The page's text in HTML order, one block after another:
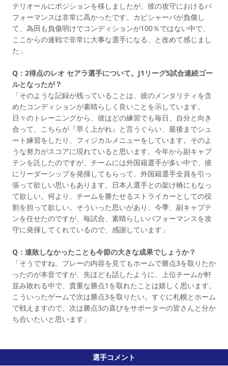
テリオールにポジションを移しましたが、彼の攻守におけるパ
フォーマンスは非常に高かったです。カピシャーバが負傷し
て、為田も負傷明けでコンディションが100％ではない中で、
ここからの連戦で非常に大事な選手になる、と改めて感じまし
た」
Q：2得点のレオ セアラ選手について。J1リーグ5試合連続ゴー
ルとなったが？
「そのような記録が残っていることは、彼のメンタリティを含
めたコンディションが素晴らしく良いことを示しています。
日々のトレーニングから、彼はどの練習でも毎日、自分と向き
合って、こちらが『早く上がれ』と言うぐらい、最後までシュ
ート練習をしたり、フィジカルメニューをしています。そのよ
うな努力がスコアに現れていると思います。今年から副キャプ
テンを託したのですが、チームには外国籍選手が多い中で、彼
にリーダーシップを発揮してもらって、外国籍選手全員を引っ
張って欲しい思いもあります。日本人選手との架け橋にもなっ
て欲しい。何より、チームを勝たせるストライカーとしての役
割を担って欲しい。そういった思いがあり、今季、副キャプテ
ンを任せたのですが、毎試合、素晴らしいパフォーマンスを攻
守に発揮してくれているので、感謝しています」
Q：連敗しなかったことも今節の大きな成果でしょうか？
「そうですね。プレーの内容を見てもホームで勝点3を取りたか
ったのが本音ですが、先ほども話したように、上位チームが軒
並み敗れる中で、貴重な勝点1を取れたことは嬉しく思います。
こういったゲームで次は勝点3を取りたい。すぐに札幌とホーム
で戦えますので、次は勝点3の喜びをサポーターの皆さんと分か
ち合いたいと思います」
選手コメント